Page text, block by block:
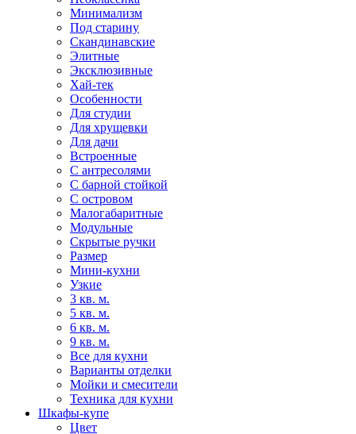
Минимализм
Под старину
Скандинавские
Элитные
Эксклюзивные
Хай-тек
Особенности
Для студии
Для хрущевки
Для дачи
Встроенные
С антресолями
С барной стойкой
С островом
Малогабаритные
Модульные
Скрытые ручки
Размер
Мини-кухни
Узкие
3 кв. м.
5 кв. м.
6 кв. м.
9 кв. м.
Все для кухни
Варианты отделки
Мойки и смесители
Техника для кухни
Шкафы-купе
Цвет